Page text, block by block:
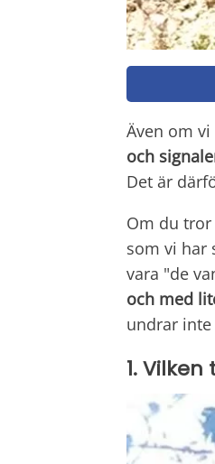
Även om
och
Det är
Om du
som vi har
vara "de
och med
undrar
1.